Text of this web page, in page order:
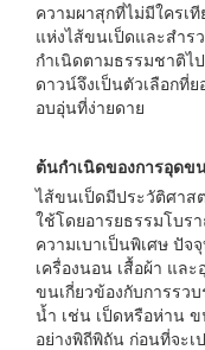
ความผาสุกที่ไม่มีใครเ
แห่งไส้ขนเป็ดและสำ
กำเนิดตามธรรมชาติ
ดาวน์จึงเป็นตัวเลือกที่
อบอุ่นที่ง่ายดาย
ต้นกำเนิดของการอุดข
ไส้ขนเป็ดมีประวัติศา
ใช้โดยอารยธรรมโบร
ความเบาเป็นพิเศษ ปัจ
เครื่องนอน เสื้อผ้า แล
ขนเกี่ยวข้องกับการรว
น้ำ เช่น เป็ดหรือห่าน
อย่างพิถีพิถัน ก่อนที่จะเ